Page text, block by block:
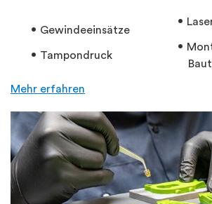
Gewindeeinsätze
Tampondruck
Mehr erfahren